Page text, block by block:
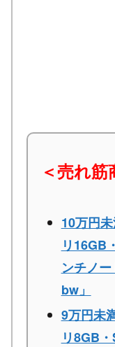
＜売れ筋
10万円
リ16GB
ンチノ
bw」
9万円未
リ8GB